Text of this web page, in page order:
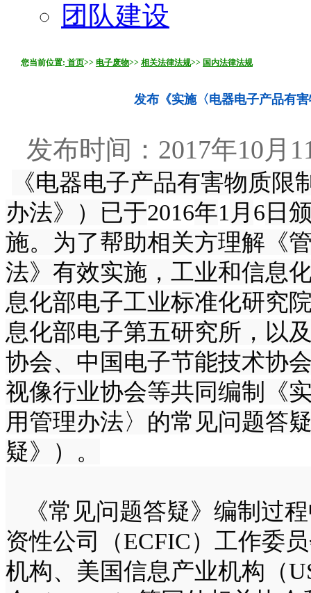
团队建设
您当前位置: 首页>> 电子废物>> 相关法律法规>> 国内法律法规
发布《实施〈电器电子产品有
发布时间：2017年10
《电器电子产品有害物质
办法》）已于2016年1 月 6 日
施。为了帮助相关方理解《
法》有效实施，工业和信息
息化部电子工业标准化研究
息化部电子第五研究所，以
协会、中国电子节能技术协
视像行业协会等共同编制《
用管理办法〉的常见问题答
疑》）。
《常见问题答疑》编制过
资性公司（ECFIC）工作委
机构、美国信息产业机构（